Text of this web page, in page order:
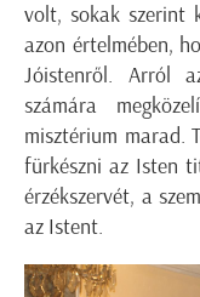
volt, sokak szerint
azon értelmében,
Jóistenről. Arról
számára
misztérium marad.
fürkészni az Isten
érzékszervét, a
az Istent.